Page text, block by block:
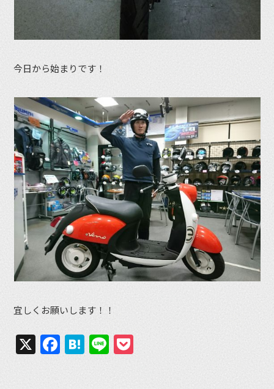
今日から始まりです！
宜しくお願いします！！
X Facebook
Hatena
Line